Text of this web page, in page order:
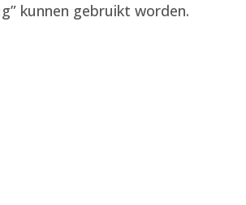
kunnen gebruikt worden.